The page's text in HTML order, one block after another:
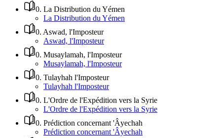
0. La Distribution du Yémen
La Distribution du Yémen
0. Aswad, l'Imposteur
Aswad, l'Imposteur
0. Musaylamah, l'Imposteur
Musaylamah, l'Imposteur
0. Tulayhah l'Imposteur
Tulayhah l'Imposteur
0. L'Ordre de l'Expédition vers la Syrie
L'Ordre de l'Expédition vers la Syrie
0. Prédiction concernant 'Âyechah
Prédiction concernant 'Âyechah